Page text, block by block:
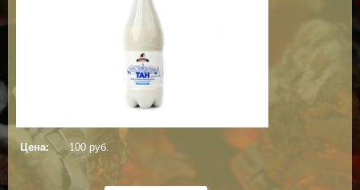
Цена: 100 руб.